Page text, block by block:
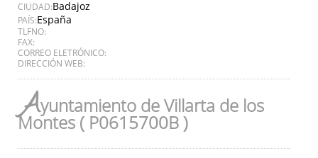
CIUDAD:Badajoz
PAÍS:España
TLFNO:
FAX:
CORREO ELETRÓNICO:
DIRECCIÓN WEB:
Ayuntamiento de Villarta de los
Montes ( P0615700B )